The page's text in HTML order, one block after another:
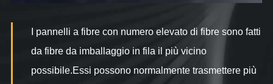
I pannelli a fibre con numero elevato di fibre sono fatti
da fibre da imballaggio in fila il più vicino
possibile.Essi possono normalmente trasmettere più